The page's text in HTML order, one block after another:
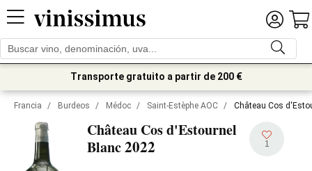
Transporte gratuito a partir de 200 €
Francia / Burdeos / Médoc / Saint-Estèphe AOC / Château Cos
Château Cos d'Estournel
Blanc2022 1